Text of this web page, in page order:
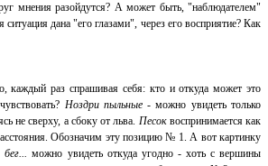
мнения разойдутся? А может быть, "наблюдателем"
ситуация дана "его глазами", через его восприятие? Как
каждый раз спрашивая себя: кто и откуда может это
Ноздри пыльные- можно увидеть только
не сверху, а сбоку от льва. Песоквоспринимается как
Обозначим эту позицию № 1. А вот картинку
бег...можно увидеть откуда угодно - хоть с вершины